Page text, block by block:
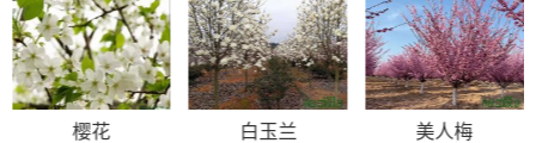
樱花 白玉兰 美人梅